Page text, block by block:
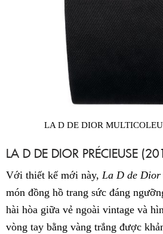
LA D DE DIOR
LA D DE DIOR PRÉCIEUSE
Với thiết kế mới này, La D de Dior
món đồng hồ trang sức đáng
hài hòa giữa vẻ ngoài vintage và
vòng tay bằng vàng trắng được